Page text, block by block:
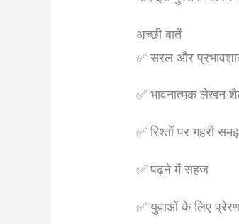
अच्छी बातें
✅ सरल और
✅ भावनात्मक लेखन
✅ रिश्तों पर गहरी
✅ पढ़ने में सहज
✅ युवाओं के लिए